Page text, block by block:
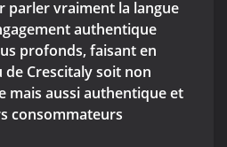
parler vraiment la langue
authentique
profonds, faisant en
Crescitaly soit non
mais aussi authentique et
consommateurs